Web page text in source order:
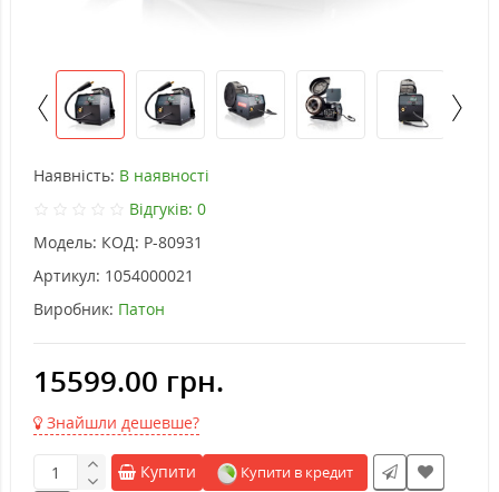
Наявність: В наявності
Відгуків: 0
Модель: КОД: P-80931
Артикул: 1054000021
Виробник: Патон
15599.00 грн.
Знайшли дешевше?
Купити Купити в кредит